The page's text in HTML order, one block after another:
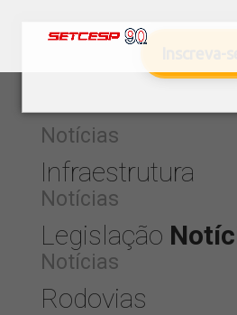
Notícias
Infraestrutura
Notícias
Legislação
Notícias
Rodovias